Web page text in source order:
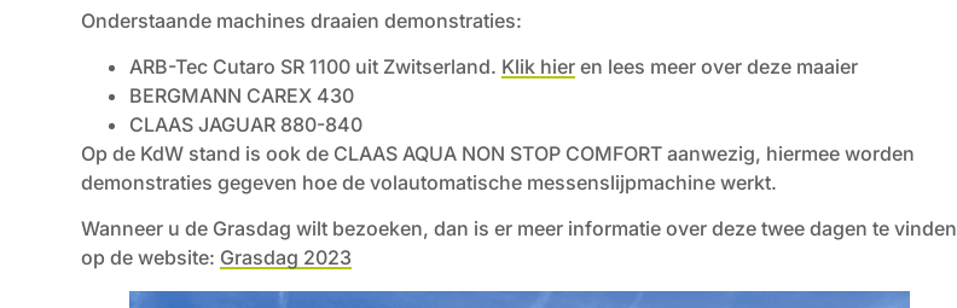
Onderstaande machines draaien demonstraties:
ARB-Tec Cutaro SR 1100 uit Zwitserland. Klik hier en lees meer over deze maaier
BERGMANN CAREX 430
CLAAS JAGUAR 880-840
Op de KdW stand is ook de CLAAS AQUA NON STOP COMFORT aanwezig, hiermee worden
demonstraties gegeven hoe de volautomatische messenslijpmachine werkt.
Wanneer u de Grasdag wilt bezoeken, dan is er meer informatie over deze twee dagen te vinden
op de website: Grasdag 2023